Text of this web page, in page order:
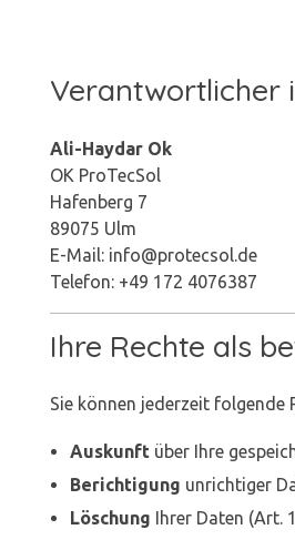
Verantwortlicher
Ali-Haydar Ok
OK ProTecSol
Hafenberg 7
89075 Ulm
E-Mail: info@protecsol.de
Telefon: +49 172 4076387
Ihre Rechte als
Sie können jederzeit folgende
Auskunftüber Ihre
Berichtigung unrichtiger
Löschung Ihrer Daten (Art.